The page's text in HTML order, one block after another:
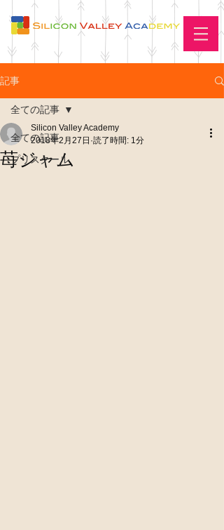
記事
全ての記事
プリスクール
全ての記事
苺ジャム
Silicon Valley Academy
2018年2月27日 読了時間: 1分